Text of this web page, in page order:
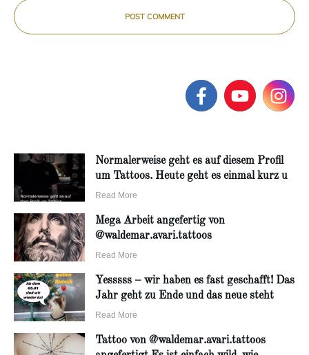
POST COMMENT
Normalerweise geht es auf diesem Profil
um Tattoos. Heute geht es einmal kurz u
Read More
Mega Arbeit angefertig von
@waldemar.avari.tattoos
Read More
Yesssss – wir haben es fast geschafft! Das
Jahr geht zu Ende und das neue steht
Read More
Tattoo von @waldemar.avari.tattoos